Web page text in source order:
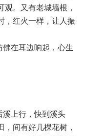
。又有老城墙根，
，红火一样，让人振
在耳边响起，心生
上行，快到溪头
间有好几棵花树，